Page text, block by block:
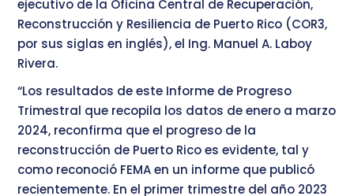
ejecutivo de la Oficina Central de Recuperación,
Reconstrucción y Resiliencia de Puerto Rico (COR3,
por sus siglas en inglés), el Ing. Manuel A. Laboy
Rivera.
“Los resultados de este Informe de Progreso
Trimestral que recopila los datos de enero a marzo
2024, reconfirma que el progreso de la
reconstrucción de Puerto Rico es evidente, tal y
como reconoció FEMA en un informe que publicó
recientemente. En el primer trimestre del año 2023